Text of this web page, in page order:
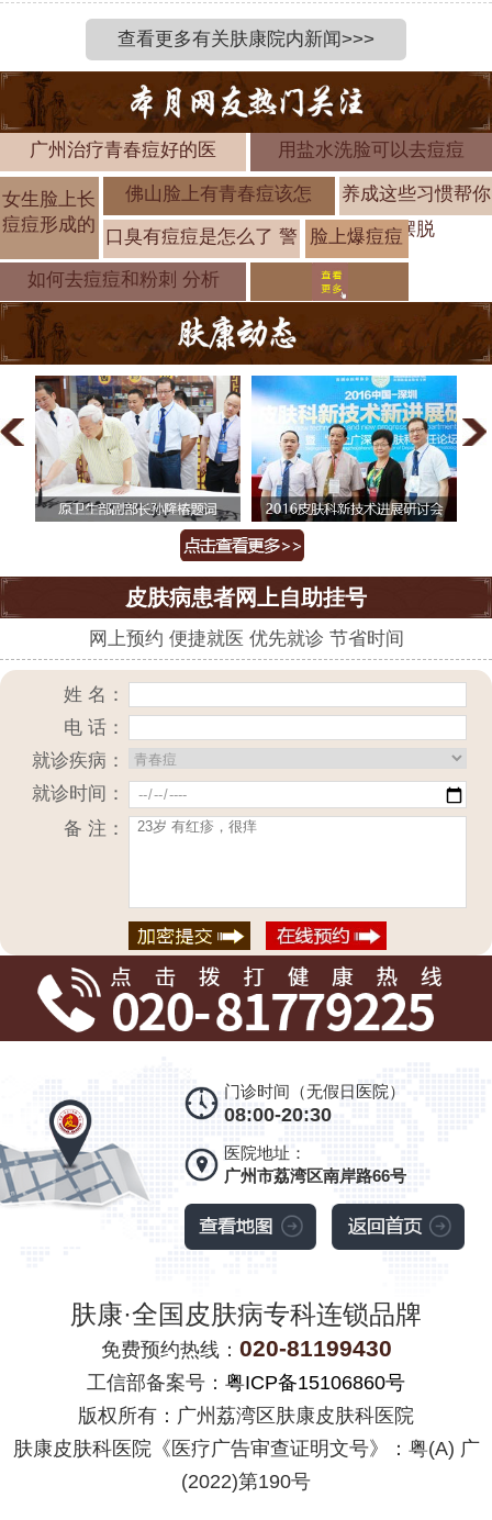
查看更多有关肤康院内新闻>>>
广州治疗青春痘好的医 用盐水洗脸可以去痘痘
女生脸上长
痘痘形成的
佛山脸上有青春痘该怎
养成这些习惯帮你
摆脱
口臭有痘痘是怎么了 警
脸上爆痘痘
是什么原因
如何去痘痘和粉刺 分析
皮肤病患者网上自助挂号
网上预约 便捷就医 优先就诊 节省时间
姓 名：
电 话：
就诊疾病：
就诊时间：
备 注：
门诊时间（无假日医院）
08:00-20:30
医院地址：
广州市荔湾区南岸路66号
肤康·全国皮肤病专科连锁品牌
免费预约热线： 020-81199430
工信部备案号： 粤ICP备15106860号
版权所有：广州荔湾区肤康皮肤科医院
肤康皮肤科医院《医疗广告审查证明文号》：粤(A) 广
(2022)第190号